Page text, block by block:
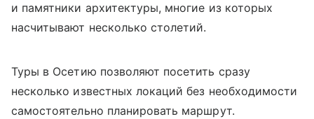
и памятники архитектуры, многие из которых
насчитывают несколько столетий.
Туры в Осетию позволяют посетить сразу
несколько известных локаций без необходимости
самостоятельно планировать маршрут.